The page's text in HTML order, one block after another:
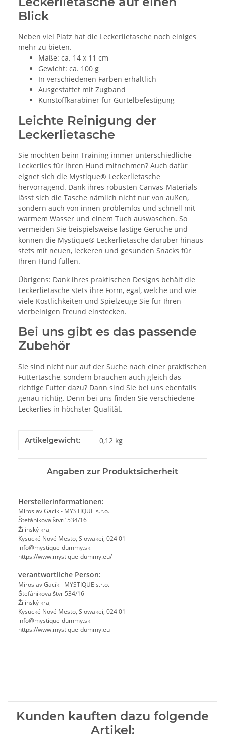
Blick
Neben viel Platz hat die Leckerlietasche noch einiges
mehr zu bieten.
Maße: ca. 14 x 11 cm
Gewicht: ca. 100 g
In verschiedenen Farben erhältlich
Ausgestattet mit Zugband
Kunstoffkarabiner für Gürtelbefestigung
Leichte Reinigung der
Leckerlietasche
Sie möchten beim Training immer unterschiedliche
Leckerlies für Ihren Hund mitnehmen? Auch dafür
eignet sich die Mystique® Leckerlietasche
hervorragend. Dank ihres robusten Canvas-Materials
lässt sich die Tasche nämlich nicht nur von außen,
sondern auch von innen problemlos und schnell mit
warmem Wasser und einem Tuch auswaschen. So
vermeiden Sie beispielsweise lästige Gerüche und
können die Mystique® Leckerlietasche darüber hinaus
stets mit neuen, leckeren und gesunden Snacks für
Ihren Hund füllen.
Übrigens: Dank ihres praktischen Designs behält die
Leckerlietasche stets ihre Form, egal, welche und wie
viele Köstlichkeiten und Spielzeuge Sie für Ihren
vierbeinigen Freund einstecken.
Bei uns gibt es das passende
Zubehör
Sie sind nicht nur auf der Suche nach einer praktischen
Futtertasche, sondern brauchen auch gleich das
richtige Futter dazu? Dann sind Sie bei uns ebenfalls
genau richtig. Denn bei uns finden Sie verschiedene
Leckerlies in höchster Qualität.
Produkteigenschaft
Wert
Artikelgewicht: 0,12 kg
Angaben zur Produktsicherheit
Herstellerinformationen:
Miroslav Gacík - MYSTIQUE s.r.o.
Štefánikova štvrť 534/16
Žilinský kraj
Kysucké Nové Mesto, Slowakei, 024 01
info@mystique-dummy.sk
https://www.mystique-dummy.eu/
verantwortliche Person:
Miroslav Gacík - MYSTIQUE s.r.o.
Štefánikova štvr 534/16
Žilinský kraj
Kysucké Nové Mesto, Slowakei, 024 01
info@mystique-dummy.sk
https://www.mystique-dummy.eu
Kunden kauften dazu folgende
Artikel: